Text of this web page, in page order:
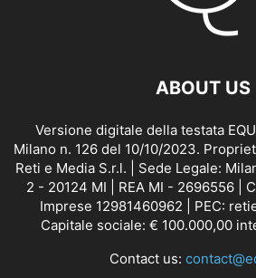
ABOUT US
Versione digitale della testata
Milano n. 126 del 10/10/2023.
Reti e Media S.r.l. | Sede Legale:
2 - 20124 MI | REA MI - 2696556 |
Imprese 12981460962 | PEC:
Capitale sociale: € 100.000,00
Contact us: